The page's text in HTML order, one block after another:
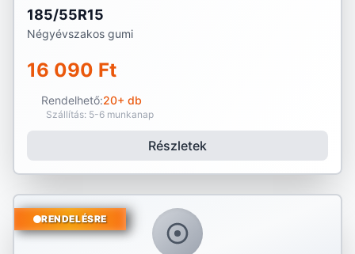
185/55R15
Négyévszakos gumi
16 090 Ft
Rendelhető:20+ db
Szállítás: 5-6 munkanap
Részletek
RENDELÉSRE